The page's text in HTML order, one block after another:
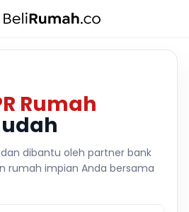
Rumah
dibantu oleh partner bank
rumah impian Anda bersama